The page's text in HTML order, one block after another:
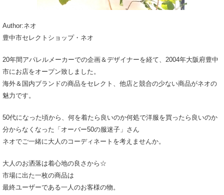
Author:ネオ
豊中市セレクトショップ・ネオ
20年間アパレルメーカーでの企画＆デザイナーを経て、2004年大阪府豊中
市にお店をオープン致しました。
海外＆国内ブランドの商品をセレクト、他店と競合の少ない商品がネオの
魅力です。
50代になった頃から、何を着たら良いのか何処で洋服を買ったら良いのか
分からなくなった「オーバー50の服迷子」さん
ネオでご一緒に大人のコーディネートを考えませんか。
大人のお洒落は着心地の良さから☆
市場に出た一枚の商品は
最終ユーザーである一人のお客様の物。